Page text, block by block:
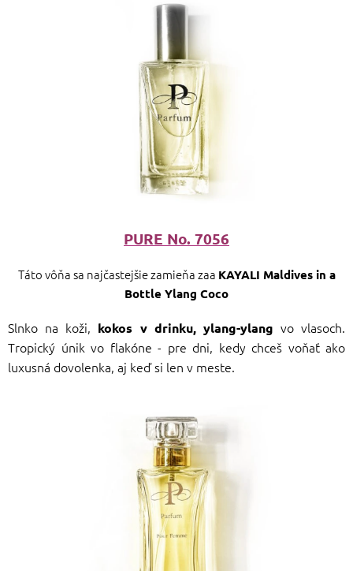
PURE No. 7056
Táto vôňa sa najčastejšie zamieňa zaa KAYALI Maldives in a
Bottle Ylang Coco
Slnko na koži, kokos v drinku, ylang-ylang vo vlasoch.
Tropický únik vo flakóne - pre dni, kedy chceš voňať ako
luxusná dovolenka, aj keď si len v meste.